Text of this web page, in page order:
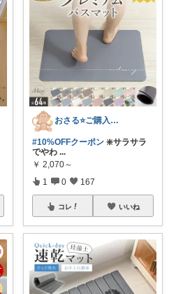
おさる⭐ご購入感謝🐹
#10%OFFクーポン ❇️サラサラ
でやわ ...
￥ 2,070～
1 0 167
コレ いいね